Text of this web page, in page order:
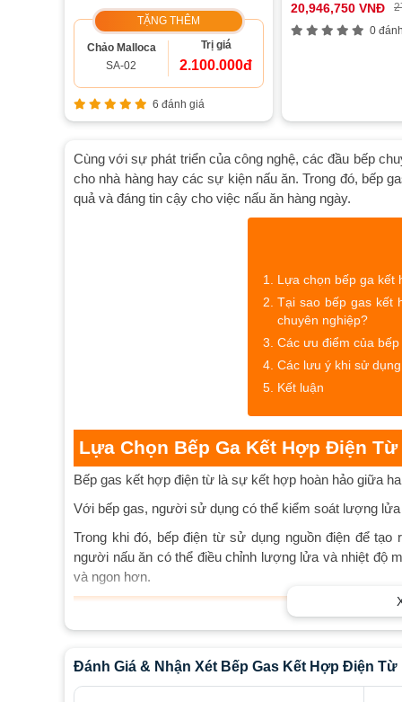
TẶNG THÊM
Chảo Malloca
SA-02
Trị giá
2.100.000đ
6 đánh giá
20,946,750 VNĐ
0
Cùng với sự phát triển của công nghệ, các đầu bếp
cho nhà hàng hay các sự kiện nấu ăn. Trong đó, bếp
quả và đáng tin cậy cho việc nấu ăn hàng ngày.
Lựa chọn bếp ga kết
Tại sao bếp gas kết
chuyên nghiệp?
Các ưu điểm của
Các lưu ý khi sử
Kết luận
Lựa Chọn Bếp Ga Kết Hợp Điện Từ
Bếp gas kết hợp điện từ là sự kết hợp hoàn hảo giữa
Với bếp gas, người sử dụng có thể kiểm soát lượng
Trong khi đó, bếp điện từ sử dụng nguồn điện để
người nấu ăn có thể điều chỉnh lượng lửa và nhiệt độ
và ngon hơn.
Tại Sao Bếp Gas Kết Hợp Điện Từ
từ giúp cho các đầu bếp có thể kiểm soát lượng lửa và
đầu bếp có thể nấu ăn một cách hiệu quả và đảm bảo
Đánh Giá & Nhận Xét Bếp Gas Kết Hợp Điện Từ